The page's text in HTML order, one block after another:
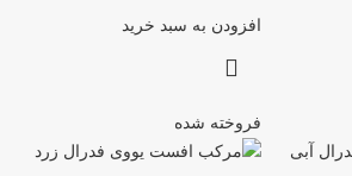
افزودن به سبد خرید
فروخته شده